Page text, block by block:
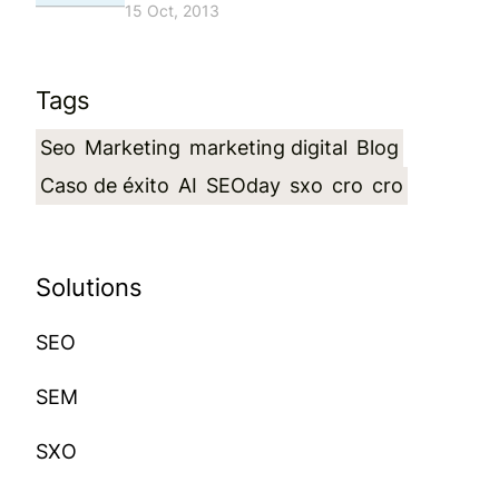
15 Oct, 2013
Tags
Seo Marketing marketing digital Blog
Caso de éxito AI SEOday sxo cro cro
Solutions
SEO
SEM
SXO